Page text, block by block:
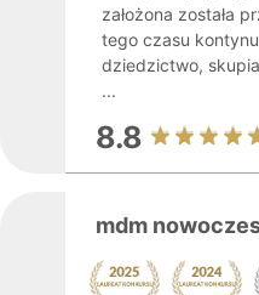
założona została
tego czasu
dziedzictwo,
...
8.8
mdm